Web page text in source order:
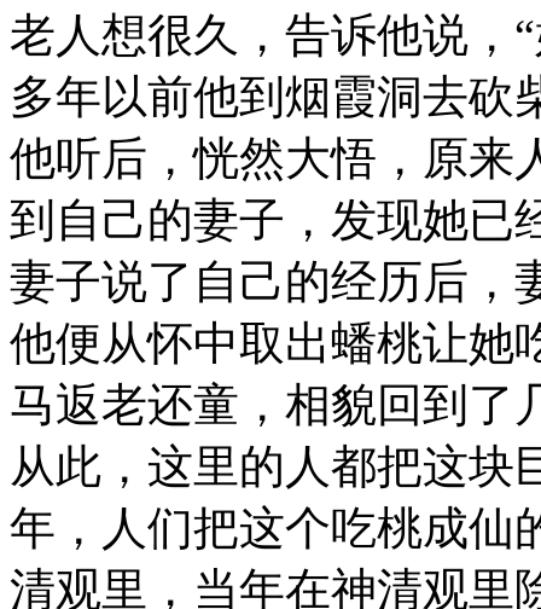
老人想很久，告诉他说，
多年以前他到烟霞洞去砍
他听后，恍然大悟，原来
到自己的妻子，发现她已
妻子说了自己的经历后，
他便从怀中取出蟠桃让她
马返老还童，相貌回到了
从此，这里的人都把这块
年，人们把这个吃桃成仙
清观里，当年在神清观里